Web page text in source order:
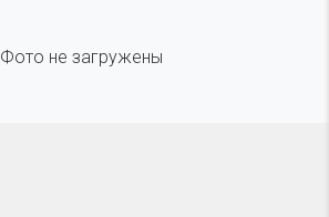
Фото не загружены